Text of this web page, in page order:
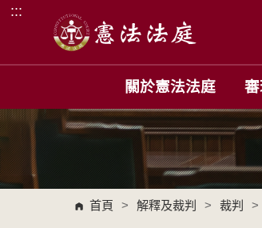
跳到主要內容區塊
:::
關於憲法法庭
首頁 > 解釋及裁判 > 裁判 >